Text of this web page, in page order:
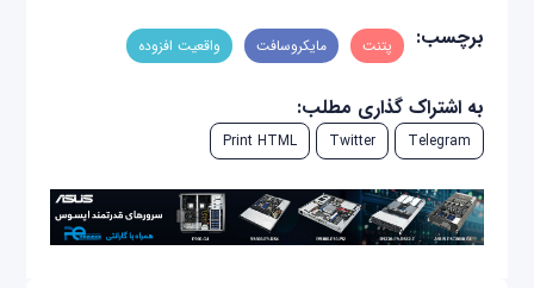
برچسب:
پتنت مایکروسافت واقعیت افزوده
به اشتراک گذاری مطلب:
Telegram
Twitter
Print HTML